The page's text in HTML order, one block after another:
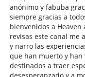
anónimo y fabuba
siempre gracias a
bienvenidos a
revisas este canal me
y narro las
que han muerto y han
destinados a traer
desesperanzado y a